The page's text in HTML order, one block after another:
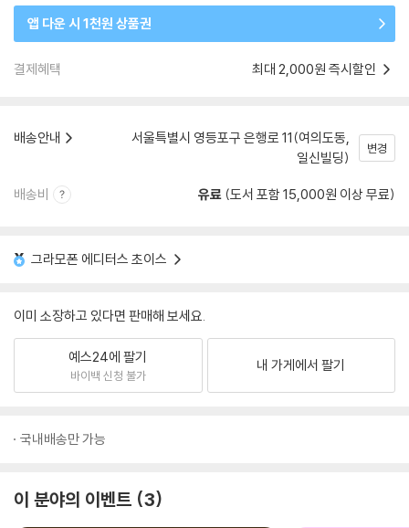
앱 다운 시 1천원 상품권
결제혜택 최대 2,000원 즉시할인
배송안내
서울특별시 영등포구 은행로 11(여의도동,
일신빌딩)
변경
배송비 유료 (도서 포함 15,000원 이상 무료)
그라모폰 에디터스 초이스
이미 소장하고 있다면 판매해 보세요.
예스24에 팔기
바이백 신청 불가
내 가게에서 팔기
국내배송만 가능
이 분야의 이벤트 3